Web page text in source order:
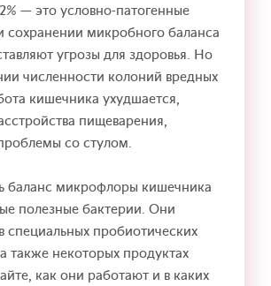
— это условно-патогенные
микробного баланса
угрозы для здоровья. Но
численности колоний вредных
кишечника ухудшается,
пищеварения,
со стулом.
баланс микрофлоры кишечника
полезные бактерии. Они
специальных пробиотических
также некоторых продуктах
как они работают и в каких